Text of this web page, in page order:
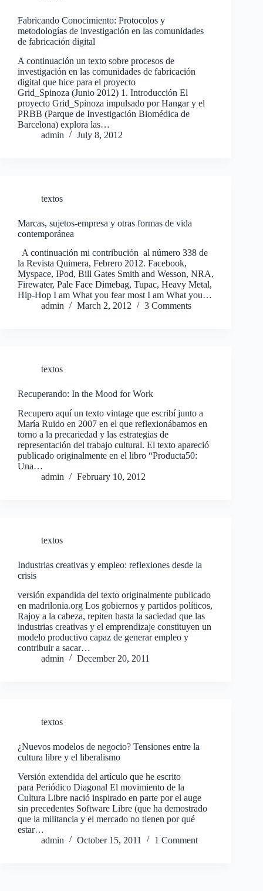
Fabricando Conocimiento: Protocolos y
metodologías de investigación en las comunidades
de fabricación digital
A continuación un texto sobre procesos de
investigación en las comunidades de fabricación
digital que hice para el proyecto
Grid_Spinoza (Junio 2012) 1. Introducción El
proyecto Grid_Spinoza impulsado por Hangar y el
PRBB (Parque de Investigación Biomédica de
Barcelona) explora las…
admin
July 8, 2012
textos
Marcas, sujetos-empresa y otras formas de vida
contemporánea
A continuación mi contribución al número 338 de
la Revista Quimera, Febrero 2012. Facebook,
Myspace, IPod, Bill Gates Smith and Wesson, NRA,
Firewater, Pale Face Dimebag, Tupac, Heavy Metal,
Hip-Hop I am What you fear most I am What you…
admin
March 2, 2012 3 Comments
textos
Recuperando: In the Mood for Work
Recupero aquí un texto vintage que escribí junto a
María Ruido en 2007 en el que reflexionábamos en
torno a la precariedad y las estrategias de
representación del trabajo cultural. El texto apareció
publicado originalmente en el libro “Producta50:
Una…
admin
February 10, 2012
textos
Industrias creativas y empleo: reflexiones desde la
crisis
versión expandida del texto originalmente publicado
en madrilonia.org Los gobiernos y partidos políticos,
Rajoy a la cabeza, repiten hasta la saciedad que las
industrias creativas y el emprendizaje constituyen un
modelo productivo capaz de generar empleo y
contribuir a sacar…
admin
December 20, 2011
textos
¿Nuevos modelos de negocio? Tensiones entre la
cultura libre y el liberalismo
Versión extendida del artículo que he escrito
para Periódico Diagonal El movimiento de la
Cultura Libre nació inspirado en parte por el auge
sin precedentes Software Libre (que ha demostrado
que la militancia y el mercado no tienen por qué
estar…
admin
October 15, 2011 1 Comment